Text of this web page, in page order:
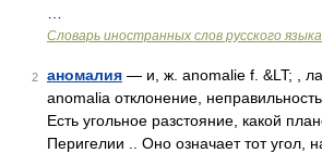
Словарь иностранных слов русского языка
2 аномалия — и, ж. anomalie f. &LT; ,
anomalia отклонение,
Есть угольное разстояние, какой
Перигелии .. Оно означает тот угол,